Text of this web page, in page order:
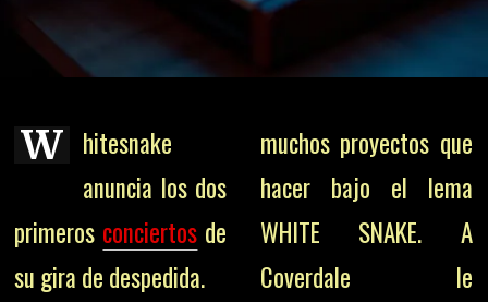
W hitesnake
anuncia los dos
primeros conciertos de
su gira de despedida.
muchos proyectos que
hacer bajo el lema
WHITE SNAKE. A
Coverdale le